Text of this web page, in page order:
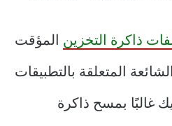
المؤقت
المتعلقة بالتطبيقات
غالبًا بمسح ذاكرة